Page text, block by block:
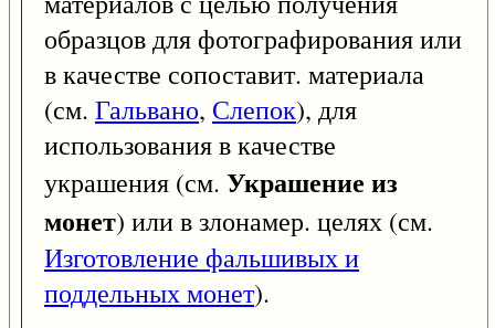
образцов для фотографирования или
в качестве сопоставит. материала
(см. Гальвано, Слепок), для
использования в качестве
украшения (см. Украшение из
монет) или в злонамер. целях (см.
Изготовление фальшивых и
поддельных монет).